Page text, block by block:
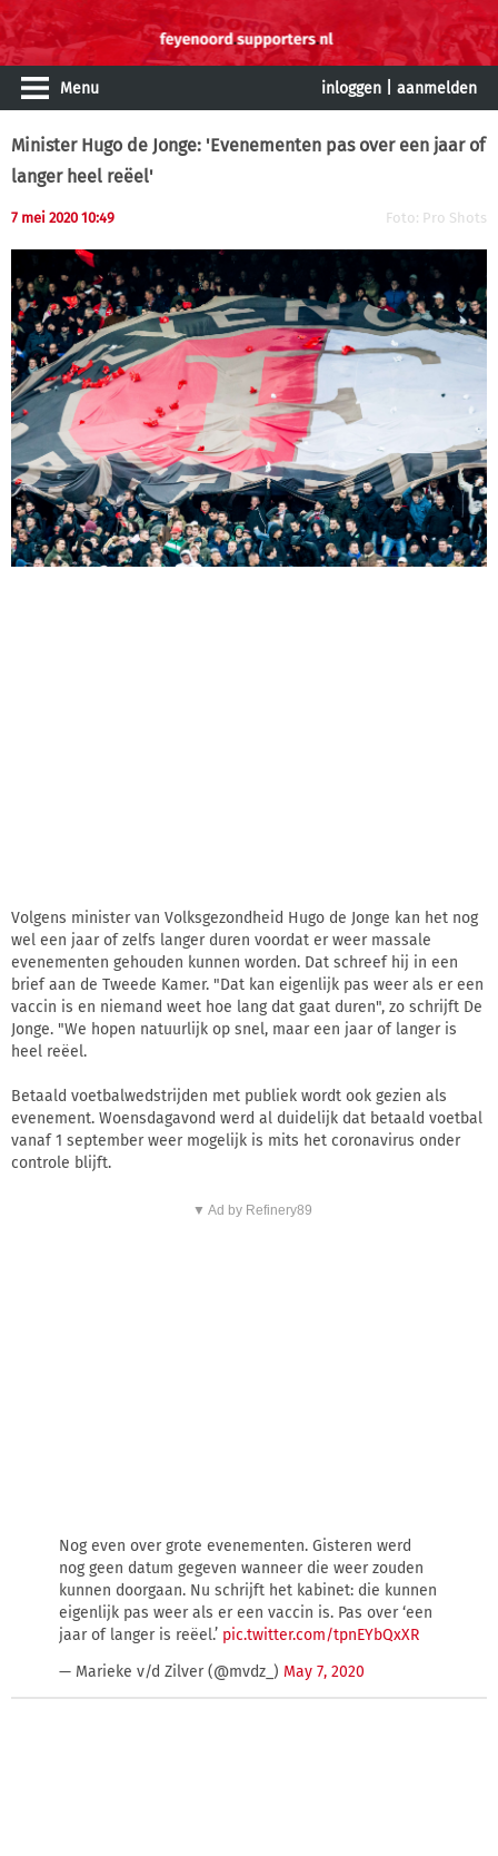
Menu inloggen aanmelden
Minister Hugo de Jonge: 'Evenementen pas over een jaar of
langer heel reëel'
7 mei 2020 10:49 Foto: Pro Shots
Volgens minister van Volksgezondheid Hugo de Jonge kan het nog
wel een jaar of zelfs langer duren voordat er weer massale
evenementen gehouden kunnen worden. Dat schreef hij in een
brief aan de Tweede Kamer. "Dat kan eigenlijk pas weer als er een
vaccin is en niemand weet hoe lang dat gaat duren", zo schrijft De
Jonge. "We hopen natuurlijk op snel, maar een jaar of langer is
heel reëel.
Betaald voetbalwedstrijden met publiek wordt ook gezien als
evenement. Woensdagavond werd al duidelijk dat betaald voetbal
vanaf 1 september weer mogelijk is mits het coronavirus onder
controle blijft.
▼ Ad by Refinery89
Nog even over grote evenementen. Gisteren werd
nog geen datum gegeven wanneer die weer zouden
kunnen doorgaan. Nu schrijft het kabinet: die kunnen
eigenlijk pas weer als er een vaccin is. Pas over ‘een
jaar of langer is reëel.’ pic.twitter.com/tpnEYbQxXR
— Marieke v/d Zilver (@mvdz_) May 7, 2020